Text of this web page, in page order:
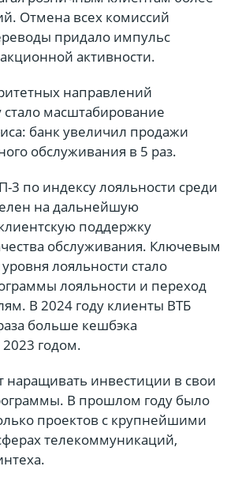
Отмена всех комиссий
придало импульс
активности.
направлений
масштабирование
банк увеличил продажи
обслуживания в 5 раз.
3 по индексу лояльности среди
на дальнейшую
поддержку
обслуживания. Ключевым
лояльности стало
лояльности и переход
В 2024 году клиенты ВТБ
больше кешбэка
годом.
наращивать инвестиции в свои
В прошлом году было
проектов с крупнейшими
телекоммуникаций,